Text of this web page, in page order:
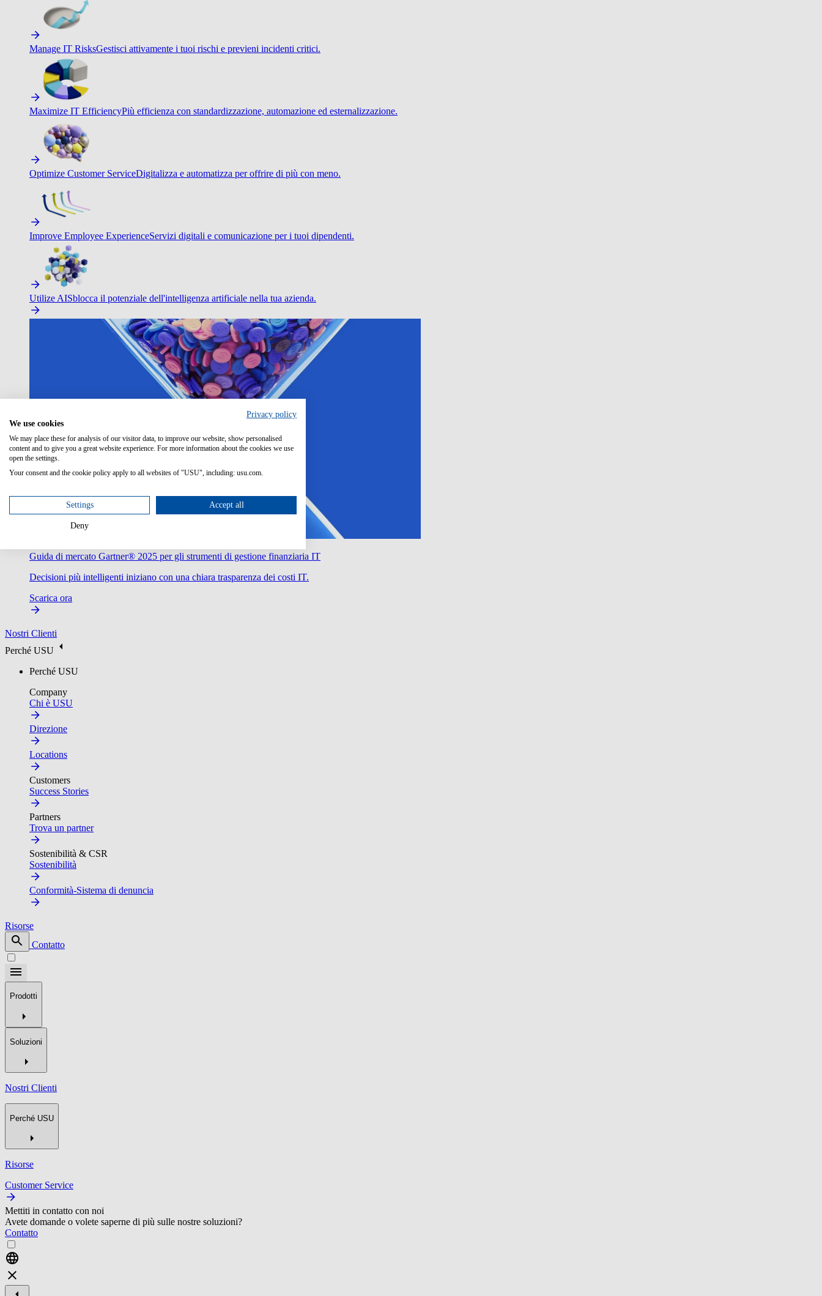
Manage IT RisksGestisci attivamente i tuoi rischi e previeni incidenti critici.
Maximize IT EfficiencyPiù efficienza con standardizzazione, automazione ed esternalizzazione.
Optimize Customer ServiceDigitalizza e automatizza per offrire di più con meno.
Improve Employee ExperienceServizi digitali e comunicazione per i tuoi dipendenti.
Utilize AISblocca il potenziale dell'intelligenza artificiale nella tua azienda.
Guida di mercato Gartner® 2025 per gli strumenti di gestione finanziaria IT
Decisioni più intelligenti iniziano con una chiara trasparenza dei costi IT.
Scarica ora
Nostri Clienti
Perché USU
Perché USU
Company
Chi è USU
Direzione
Locations
Customers
Success Stories
Partners
Trova un partner
Sostenibilità & CSR
Sostenibilità
Conformità-Sistema di denuncia
Risorse
Contatto
Prodotti
Soluzioni
Nostri Clienti
Perché USU
Risorse
Customer Service
Mettiti in contatto con noi
Avete domande o volete saperne di più sulle nostre soluzioni?
Contatto
Privacy policy
We use cookies
We may place these for analysis of our visitor data, to improve our website, show personalised
content and to give you a great website experience. For more information about the cookies we use
open the settings.
Your consent and the cookie policy apply to all websites of "USU", including: usu.com.
Settings Accept all
Deny